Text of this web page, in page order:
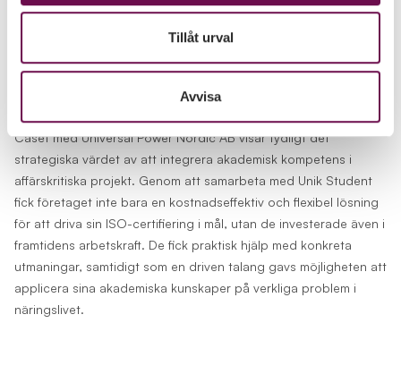
Tillåt urval
Avvisa
flexibelt och professionellt.
Strategiska affärsfördelar med
studentkonsult i ISO-certifiering
Caset med Universal Power Nordic AB visar tydligt det
strategiska värdet av att integrera akademisk kompetens i
affärskritiska projekt. Genom att samarbeta med Unik Student
fick företaget inte bara en kostnadseffektiv och flexibel lösning
för att driva sin ISO-certifiering i mål, utan de investerade även i
framtidens arbetskraft. De fick praktisk hjälp med konkreta
utmaningar, samtidigt som en driven talang gavs möjligheten att
applicera sina akademiska kunskaper på verkliga problem i
näringslivet.